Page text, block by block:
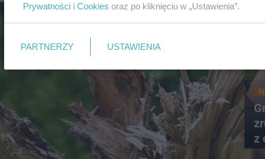
z
Prywatności i Cookies oraz po kliknięciu w „Ustawienia”.
PARTNERZY USTAWIENIA